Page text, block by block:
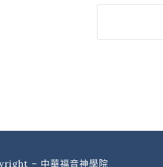
– 中華福音神學院